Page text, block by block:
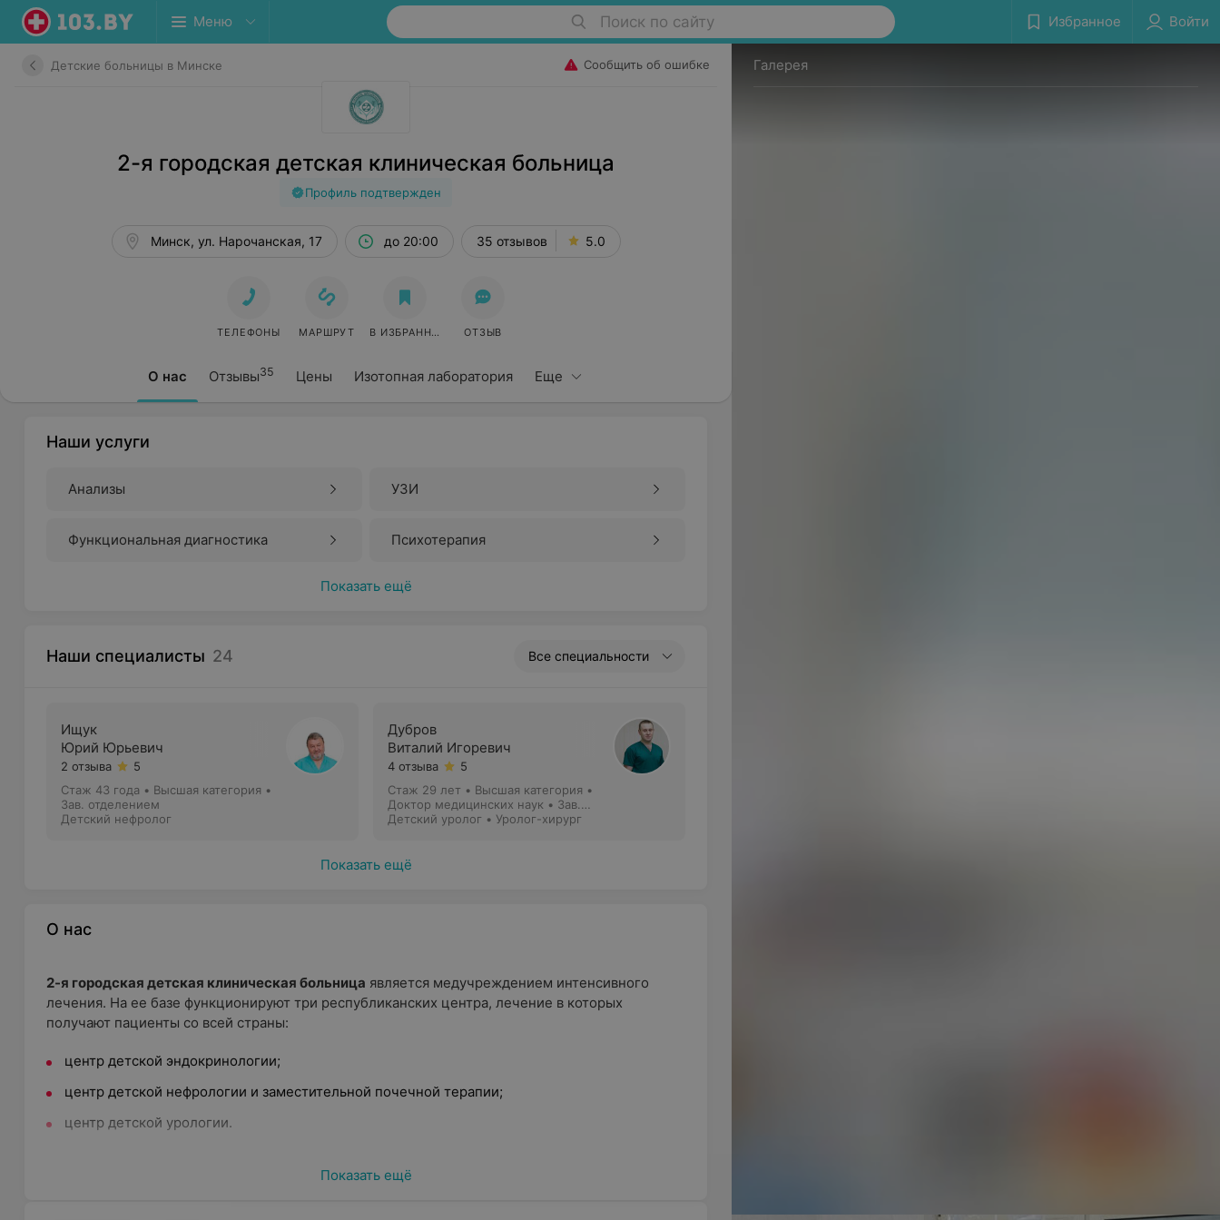
Меню Поиск по сайту Избранное Войти
Детские больницы в Минске Сообщить об ошибке
2-я городская детская клиническая больница
Профиль подтвержден
О нас Отзывы35 Цены Изотопная лаборатория Еще
Минск, ул. Нарочанская, 17 до 20:00 35 отзывов 5.0
ТЕЛЕФОНЫ МАРШРУТ В ИЗБРАННОЕ ОТЗЫВ
Наши услуги
Анализы УЗИ
Функциональная диагностика Психотерапия
Показать ещё
Наши специалисты 24 Все специальности
Ищук
Юрий Юрьевич
2 отзыва
5
Стаж 43 года • Высшая категория •
Зав. отделением
Детский нефролог
Дубров
Виталий Игоревич
4 отзыва
5
Стаж 29 лет • Высшая категория •
Доктор медицинских наук • Зав.
отделением
Детский уролог • Уролог-хирург
Показать ещё
О нас
2-я городская детская клиническая больница является медучреждением интенсивного
лечения. На ее базе функционируют три республиканских центра, лечение в которых
получают пациенты со всей страны:
центр детской эндокринологии;
центр детской нефрологии и заместительной почечной терапии;
центр детской урологии.
Показать ещё
Галерея